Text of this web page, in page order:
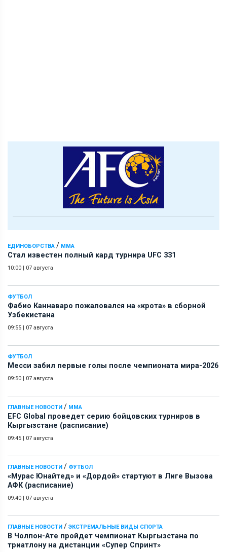
ЕДИНОБОРСТВА / ММА
Стал известен полный кард турнира UFC 331
10:00 | 07 августа
ФУТБОЛ
Фабио Каннаваро пожаловался на «крота» в сборной
Узбекистана
09:55 | 07 августа
ФУТБОЛ
Месси забил первые голы после чемпионата мира-2026
09:50 | 07 августа
ГЛАВНЫЕ НОВОСТИ / ММА
EFC Global проведет серию бойцовских турниров в
Кыргызстане (расписание)
09:45 | 07 августа
ГЛАВНЫЕ НОВОСТИ / ФУТБОЛ
«Мурас Юнайтед» и «Дордой» стартуют в Лиге Вызова
АФК (расписание)
09:40 | 07 августа
ГЛАВНЫЕ НОВОСТИ / ЭКСТРЕМАЛЬНЫЕ ВИДЫ СПОРТА
В Чолпон-Ате пройдет чемпионат Кыргызстана по
триатлону на дистанции «Супер Спринт»